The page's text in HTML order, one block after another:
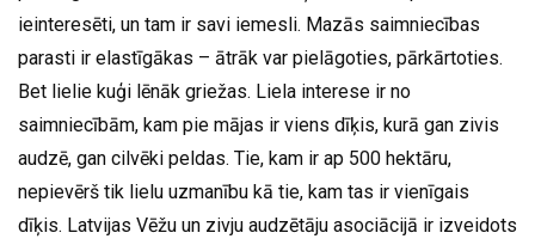
ieinteresēti, un tam ir savi iemesli. Mazās saimniecības
parasti ir elastīgākas – ātrāk var pielāgoties, pārkārtoties.
Bet lielie kuģi lēnāk griežas. Liela interese ir no
saimniecībām, kam pie mājas ir viens dīķis, kurā gan zivis
audzē, gan cilvēki peldas. Tie, kam ir ap 500 hektāru,
nepievērš tik lielu uzmanību kā tie, kam tas ir vienīgais
dīķis. Latvijas Vēžu un zivju audzētāju asociācijā ir izveidots